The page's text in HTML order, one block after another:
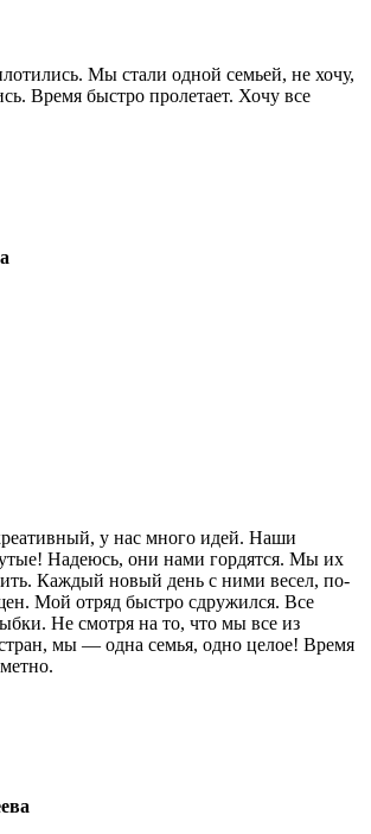
Мы стали одной семьей, не хочу,
Время быстро пролетает. Хочу все
у нас много идей. Наши
Надеюсь, они нами гордятся. Мы их
Каждый новый день с ними весел, по-
Мой отряд быстро сдружился. Все
Не смотря на то, что мы все из
мы — одна семья, одно целое! Время